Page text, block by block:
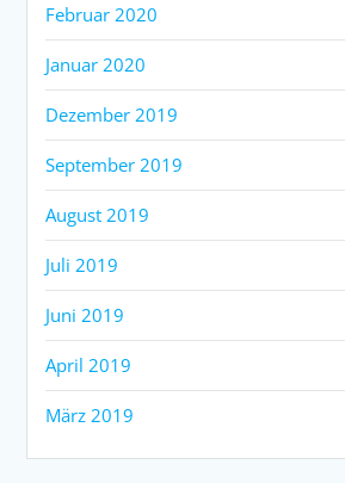
Februar 2020
Januar 2020
Dezember 2019
September 2019
August 2019
Juli 2019
Juni 2019
April 2019
März 2019